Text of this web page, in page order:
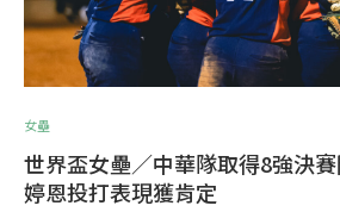
女壘
世界盃女壘／中華隊取得8強決
婷恩投打表現獲肯定